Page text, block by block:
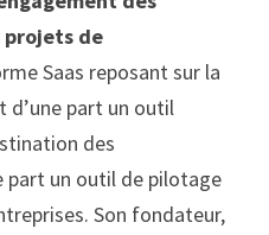
projets de
Saas reposant sur la
part un outil
des
part un outil de pilotage
Son fondateur,